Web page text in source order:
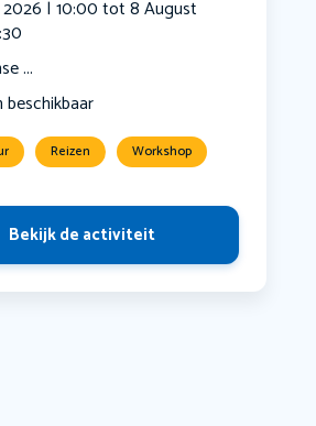
| 10:00 tot 8 August
...
beschikbaar
Reizen Workshop
Bekijk de activiteit